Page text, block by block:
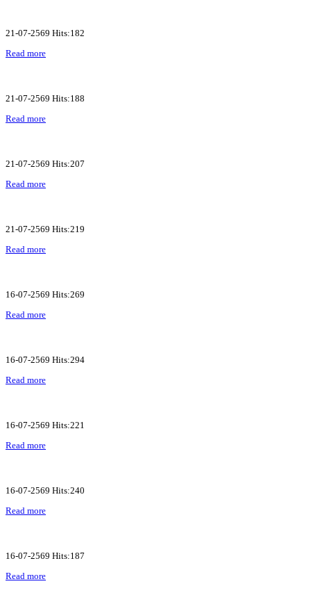
21-07-2569 Hits:182
Read more
21-07-2569 Hits:188
Read more
21-07-2569 Hits:207
Read more
21-07-2569 Hits:219
Read more
16-07-2569 Hits:269
Read more
16-07-2569 Hits:294
Read more
16-07-2569 Hits:221
Read more
16-07-2569 Hits:240
Read more
16-07-2569 Hits:187
Read more